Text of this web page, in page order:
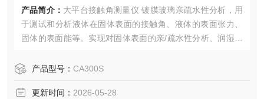
产品简介： 大平台接触角测量仪 镀膜玻璃亲疏水性分析，用
于测试和分析液体在固体表面的接触角、液体的表面张力、
固体的表面能等。实现对固体表面的亲/疏水性分析、润湿性
附、吸收和铺展等过程分析。
产品型号： CA300S
更新时间： 2026-05-28